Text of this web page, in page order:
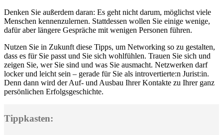
Denken Sie außerdem daran: Es geht nicht darum, möglichst viele
Menschen kennenzulernen. Stattdessen wollen Sie einige wenige,
dafür aber längere Gespräche mit wenigen Personen führen.
Nutzen Sie in Zukunft diese Tipps, um Networking so zu gestalten,
dass es für Sie passt und Sie sich wohlfühlen. Trauen Sie sich und
zeigen Sie, wer Sie sind und was Sie ausmacht. Netzwerken darf
locker und leicht sein – gerade für Sie als introvertierte:n Jurist:in.
Denn dann wird der Auf- und Ausbau Ihrer Kontakte zu Ihrer ganz
persönlichen Erfolgsgeschichte.
Tippkasten: